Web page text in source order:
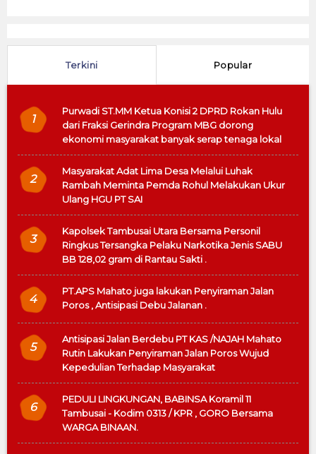
Terkini Popular
1
Purwadi ST.MM Ketua Konisi 2 DPRD Rokan Hulu
dari Fraksi Gerindra Program MBG dorong
ekonomi masyarakat banyak serap tenaga lokal
2
Masyarakat Adat Lima Desa Melalui Luhak
Rambah Meminta Pemda Rohul Melakukan Ukur
Ulang HGU PT SAI
3
Kapolsek Tambusai Utara Bersama Personil
Ringkus Tersangka Pelaku Narkotika Jenis SABU
BB 128,02 gram di Rantau Sakti .
4
PT.APS Mahato juga lakukan Penyiraman Jalan
Poros , Antisipasi Debu Jalanan .
5
Antisipasi Jalan Berdebu PT KAS /NAJAH Mahato
Rutin Lakukan Penyiraman Jalan Poros Wujud
Kepedulian Terhadap Masyarakat
6
PEDULI LINGKUNGAN, BABINSA Koramil 11
Tambusai - Kodim 0313 / KPR , GORO Bersama
WARGA BINAAN.